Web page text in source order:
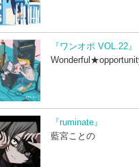
『ワンオポ VOL.22』
『ruminate』
藍宮ことの